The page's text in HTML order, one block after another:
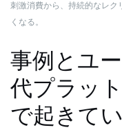
刺激消費から、持続的なレク
くなる。
事例とユ
代プラッ
で起きて